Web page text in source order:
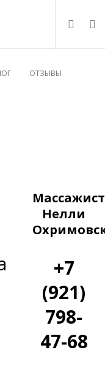
ОТЗЫВЫ
Массажист
Нелли
+7
(921)
798-
47-68